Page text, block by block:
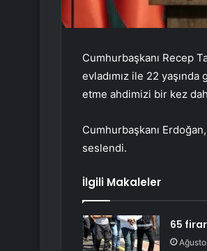
Cumhurbaşkanı Recep
evladımız ile 22
etme ahdimizi bir kez
Cumhurbaşkanı
seslendi.
İlgili Makaleler
65